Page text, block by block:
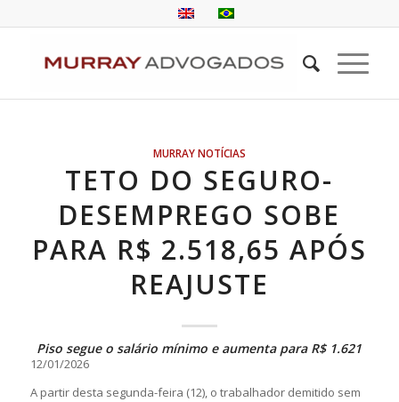
MURRAY NOTÍCIAS
TETO DO SEGURO-
DESEMPREGO SOBE
PARA R$ 2.518,65 APÓS
REAJUSTE
Piso segue o salário mínimo e aumenta para R$ 1.621
12/01/2026
A partir desta segunda-feira (12), o trabalhador demitido sem